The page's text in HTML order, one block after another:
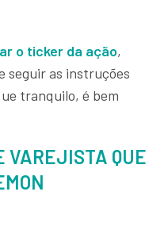
o ticker da ação,
seguir as instruções
tranquilo, é bem
VAREJISTA QUE